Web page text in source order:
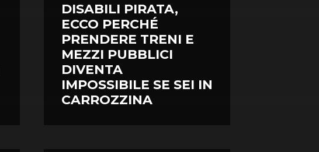
DISABILI PIRATA,
ECCO PERCHÉ
PRENDERE TRENI E
MEZZI PUBBLICI
DIVENTA
IMPOSSIBILE SE SEI IN
CARROZZINA